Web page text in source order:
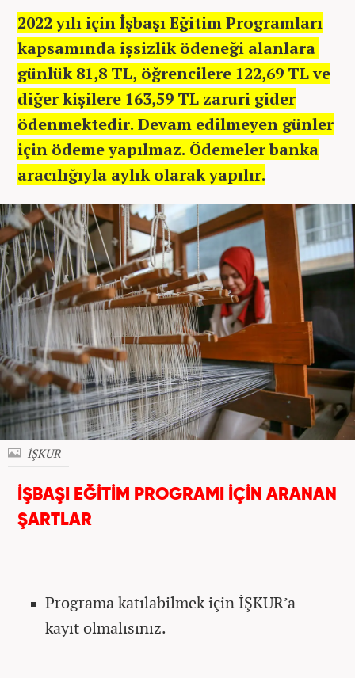
2022 yılı içinİşbaşı Eğitim Programları
kapsamında işsizlik ödeneği alanlara
günlük 81,8 TL, öğrencilere 122,69 TL ve
diğer kişilere 163,59 TL zaruri gider
ödenmektedir. Devam edilmeyen günler
için ödeme yapılmaz. Ödemeler banka
aracılığıyla aylık olarak yapılır.
İŞKUR
İŞBAŞI EĞİTİM PROGRAMI İÇİN ARANAN
ŞARTLAR
Programa katılabilmek için İŞKUR’a
kayıt olmalısınız.